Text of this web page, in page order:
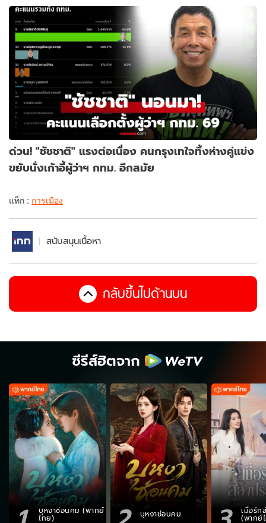
ด่วน! "ชัชชาติ" แรงต่อเนื่อง คนกรุงเทใจทิ้งห่างคู่แข่ง
ขยับนั่งเก้าอี้ผู้ว่าฯ กทม. อีกสมัย
แท็ก : การเมือง
สนับสนุนเนื้อหา
กลับขึ้นไปด้านบน
ซีรีส์ฮิตจาก
บุหงาซ่อนคม (พากย์
ไทย) บุหงาซ่อนคม เมื่อรัก
(พากย์